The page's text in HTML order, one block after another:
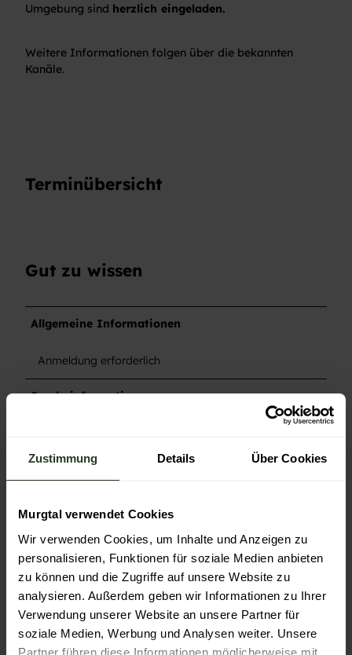
Zustimmung Details Über Cookies
Murgtal verwendet Cookies
Wir verwenden Cookies, um Inhalte und Anzeigen zu
personalisieren, Funktionen für soziale Medien anbieten
zu können und die Zugriffe auf unsere Website zu
analysieren. Außerdem geben wir Informationen zu Ihrer
Verwendung unserer Website an unsere Partner für
soziale Medien, Werbung und Analysen weiter. Unsere
Partner führen diese Informationen möglicherweise mit
Umgebung sind herzlich eingeladen.
Weitere Informationen folgen über die bekannten
Kanäle.
Terminübersicht
Gut zu wissen
Allgemeine Informationen
Anmeldung erforderlich
Sonderinformation
Zahlungsmöglichkeiten
Eintritt frei
Anreise & Parken
Findet immer an verschiedenen Orten in Gernsbach statt.
Social Media